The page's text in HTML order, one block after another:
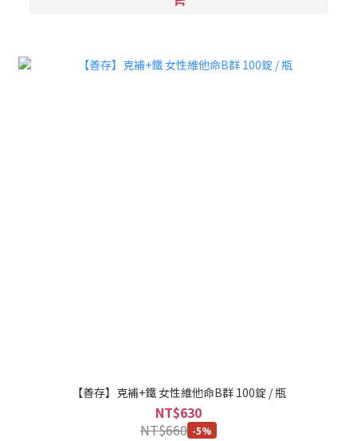
【善存】克補+鐵 女性維他命B群 100錠 / 瓶
NT$630
NT$660 -5%